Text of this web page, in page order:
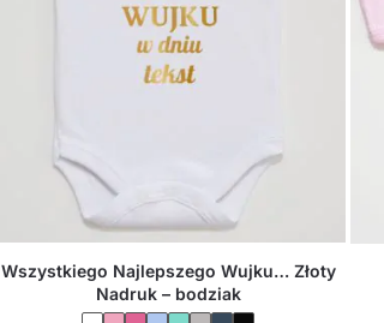
Wszystkiego Najlepszego Wujku… Złoty
Nadruk – bodziak